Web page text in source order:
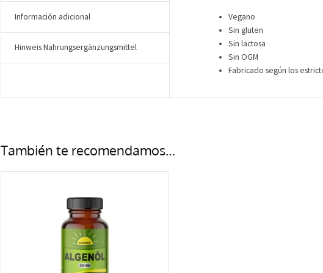
Información adicional
Hinweis Nahrungsergänzungsmittel
Vegano
Sin gluten
Sin lactosa
Sin OGM
Fabricado según los
También te recomendamos…